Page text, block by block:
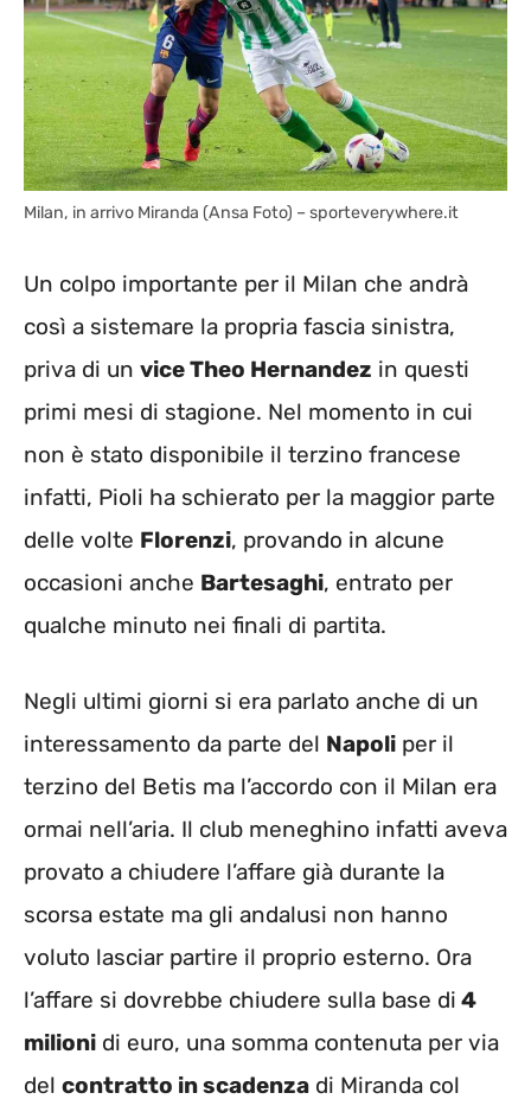
Milan, in arrivo Miranda (Ansa Foto) – sporteverywhere.it
Un colpo importante per il Milan che andrà
così a sistemare la propria fascia sinistra,
priva di un vice Theo Hernandez in questi
primi mesi di stagione. Nel momento in cui
non è stato disponibile il terzino francese
infatti, Pioli ha schierato per la maggior parte
delle volte Florenzi, provando in alcune
occasioni anche Bartesaghi, entrato per
qualche minuto nei finali di partita.
Negli ultimi giorni si era parlato anche di un
interessamento da parte del Napoli per il
terzino del Betis ma l’accordo con il Milan era
ormai nell’aria. Il club meneghino infatti aveva
provato a chiudere l’affare già durante la
scorsa estate ma gli andalusi non hanno
voluto lasciar partire il proprio esterno. Ora
l’affare si dovrebbe chiudere sulla base di 4
milioni di euro, una somma contenuta per via
del contratto in scadenza di Miranda col